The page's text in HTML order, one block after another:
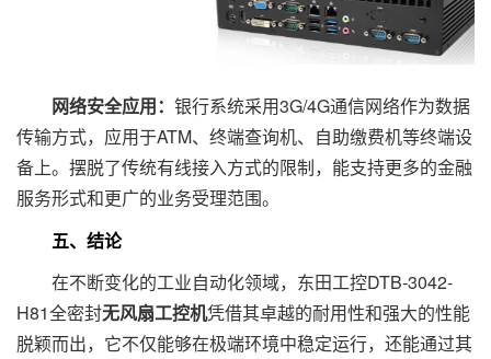
网络安全应用： 银行系统采用3G/4G通信网络作为数据
传输方式，应用于ATM、终端查询机、自助缴费机等终端设
备上。摆脱了传统有线接入方式的限制，能支持更多的金融
服务形式和更广的业务受理范围。
五、结论
在不断变化的工业自动化领域，东田工控DTB-3042-
H81全密封无风扇工控机凭借其卓越的耐用性和强大的性能
脱颖而出，它不仅能够在极端环境中稳定运行，还能通过其